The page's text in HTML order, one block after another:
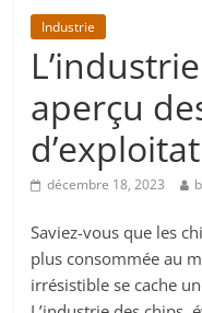
Industrie
aperçu
décembre 18, 2023
Saviez-vous que les
plus consommée au
irrésistible se cache